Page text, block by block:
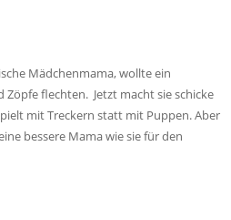
Mädchenmama, wollte ein
Zöpfe flechten. Jetzt macht sie schicke
mit Treckern statt mit Puppen. Aber
bessere Mama wie sie für den